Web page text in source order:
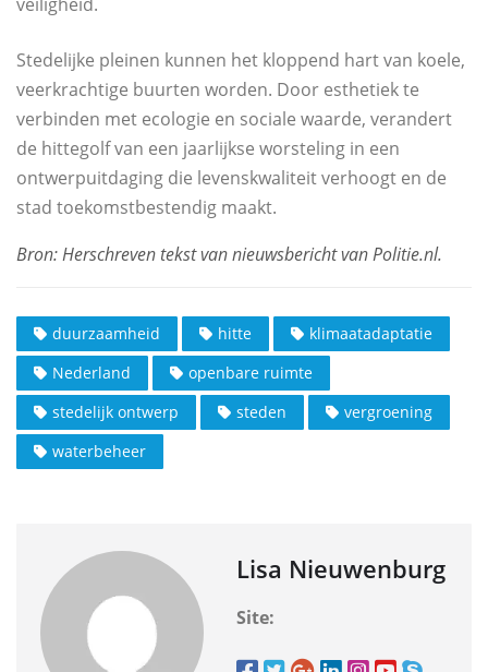
veiligheid.
Stedelijke pleinen kunnen het kloppend hart van koele,
veerkrachtige buurten worden. Door esthetiek te
verbinden met ecologie en sociale waarde, verandert
de hittegolf van een jaarlijkse worsteling in een
ontwerpuitdaging die levenskwaliteit verhoogt en de
stad toekomstbestendig maakt.
duurzaamheid hitte
klimaatadaptatie
Nederland
openbare ruimte
stedelijk ontwerp
steden
vergroening
waterbeheer
Lisa Nieuwenburg
Site: